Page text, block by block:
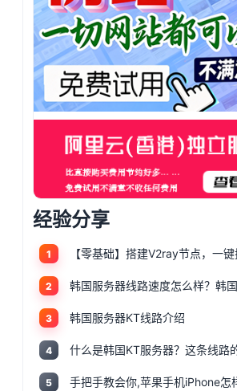
经验分享
1
2
3 韩国服务器KT线路介绍
4
5